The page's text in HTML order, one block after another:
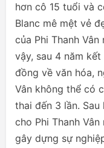
hơn cô 15 tuổi và
Blanc mê mệt vẻ
của Phi Thanh
vậy, sau 4 năm
đồng về văn hóa,
Vân không thể có
thai đến 3 lần.
cho Phi Thanh
gây dựng sự